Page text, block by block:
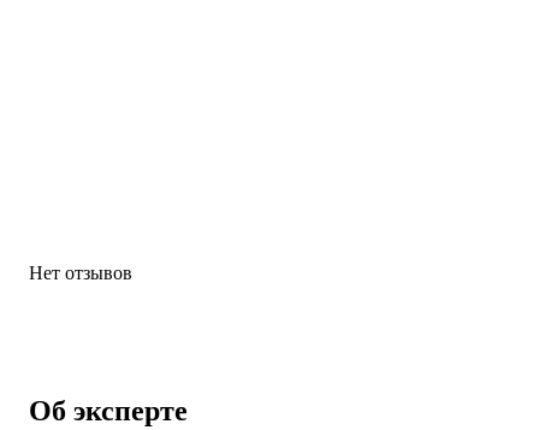
Нет отзывов
Об эксперте